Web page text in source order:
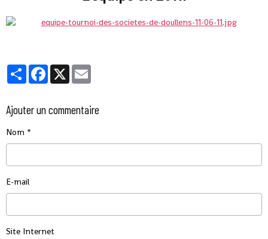
PartagerFacebook
X
Ajouter un commentaire
Nom
E-mail
Site Internet